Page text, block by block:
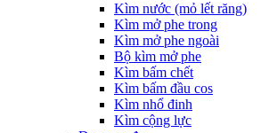
Kìm nước (mỏ lết răng)
Kìm mở phe trong
Kìm mở phe ngoài
Bộ kìm mở phe
Kìm bấm chết
Kìm bấm đầu cos
Kìm nhổ đinh
Kìm cộng lực